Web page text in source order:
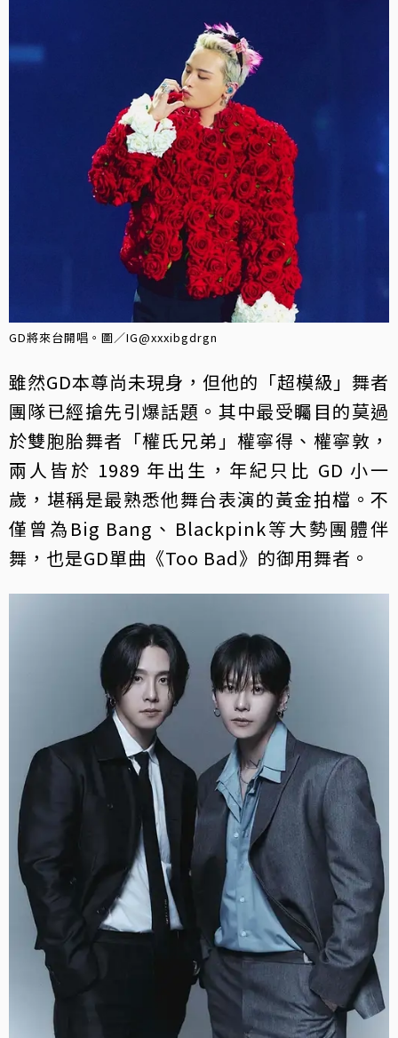
GD將來台開唱。圖／IG@xxxibgdrgn
雖然GD本尊尚未現身，但他的「超模級」舞者
團隊已經搶先引爆話題。其中最受矚目的莫過
於雙胞胎舞者「權氏兄弟」權寧得、權寧敦，
兩人皆於 1989 年出生，年紀只比 GD 小一
歲，堪稱是最熟悉他舞台表演的黃金拍檔。不
僅曾為Big Bang、Blackpink等大勢團體伴
舞，也是GD單曲《Too Bad》的御用舞者。